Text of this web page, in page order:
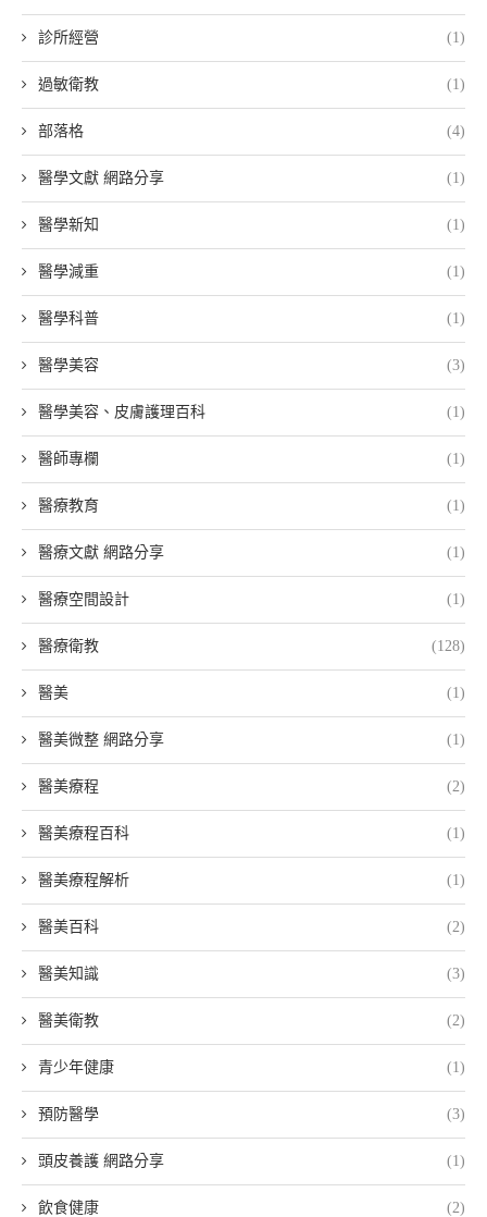
診所經營 (1)
過敏衛教 (1)
部落格 (4)
醫學文獻 網路分享 (1)
醫學新知 (1)
醫學減重 (1)
醫學科普 (1)
醫學美容 (3)
醫學美容、皮膚護理百科 (1)
醫師專欄 (1)
醫療教育 (1)
醫療文獻 網路分享 (1)
醫療空間設計 (1)
醫療衛教 (128)
醫美 (1)
醫美微整 網路分享 (1)
醫美療程 (2)
醫美療程百科 (1)
醫美療程解析 (1)
醫美百科 (2)
醫美知識 (3)
醫美衛教 (2)
青少年健康 (1)
預防醫學 (3)
頭皮養護 網路分享 (1)
飲食健康 (2)